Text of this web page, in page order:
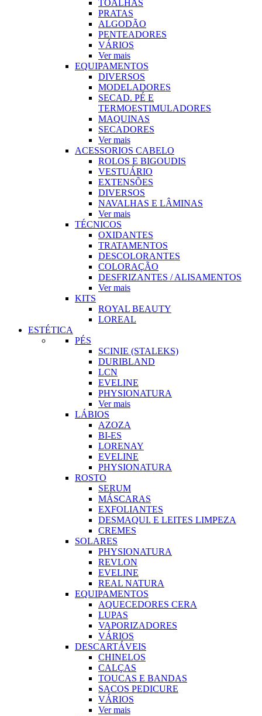
TOALHAS
PRATAS
ALGODÃO
PENTEADORES
VÁRIOS
Ver mais
EQUIPAMENTOS
DIVERSOS
MODELADORES
SECAD. PÉ E
TERMOESTIMULADORES
MAQUINAS
SECADORES
Ver mais
ACESSORIOS CABELO
ROLOS E BIGOUDIS
VESTUÁRIO
EXTENSÕES
DIVERSOS
NAVALHAS E LÂMINAS
Ver mais
TÉCNICOS
OXIDANTES
TRATAMENTOS
DESCOLORANTES
COLORAÇÃO
DESFRIZANTES / ALISAMENTOS
Ver mais
KITS
ROYAL BEAUTY
LOREAL
ESTÉTICA
PÉS
SCINIE (STALEKS)
DURIBLAND
LCN
EVELINE
PHYSIONATURA
Ver mais
LÁBIOS
AZOZA
BI-ES
LORENAY
EVELINE
PHYSIONATURA
ROSTO
SERUM
MÁSCARAS
EXFOLIANTES
DESMAQUI. E LEITES LIMPEZA
CREMES
SOLARES
PHYSIONATURA
REVLON
EVELINE
REAL NATURA
EQUIPAMENTOS
AQUECEDORES CERA
LUPAS
VAPORIZADORES
VÁRIOS
DESCARTÁVEIS
CHINELOS
CALÇAS
TOUCAS E BANDAS
SACOS PEDICURE
VÁRIOS
Ver mais